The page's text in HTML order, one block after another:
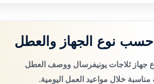
حسب نوع الجهاز والعطل
جهاز ثلاجات يونيفرسال ووصف العطل
خلال مواعيد العمل اليومية.